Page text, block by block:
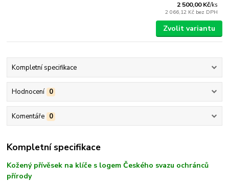
2 500,00 Kč/ks
2 066,12 Kč bez DPH
Zvolit variantu
Kompletní specifikace
Hodnocení 0
Komentáře 0
Kompletní specifikace
Kožený přívěsek na klíče s logem Českého svazu ochránců
přírody